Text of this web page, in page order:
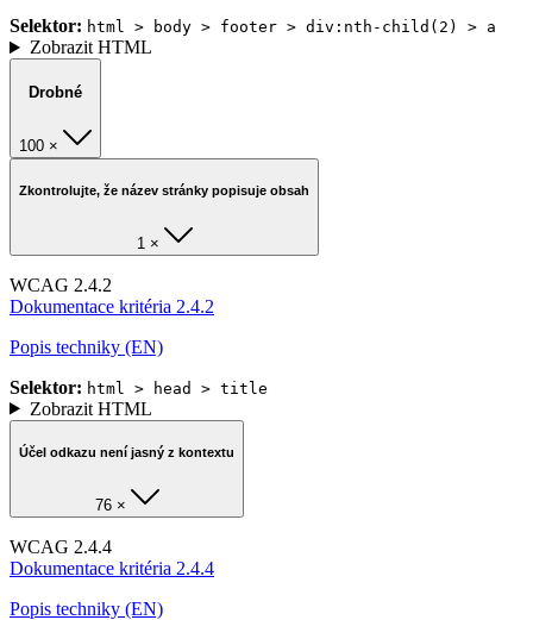
Selektor: html > body > footer > div:nth-child(2) > a
Zobrazit HTML
Drobné
100 ×
Zkontrolujte, že název stránky popisuje obsah
1 ×
WCAG 2.4.2
Dokumentace kritéria 2.4.2
Popis techniky (EN)
Selektor: html > head > title
Zobrazit HTML
Účel odkazu není jasný z kontextu
76 ×
WCAG 2.4.4
Dokumentace kritéria 2.4.4
Popis techniky (EN)